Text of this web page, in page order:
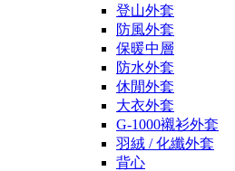
登山外套
防風外套
保暖中層
防水外套
休閒外套
大衣外套
G-1000襯衫外套
羽絨 / 化纖外套
背心